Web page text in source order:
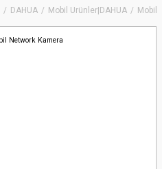
DAHUA Mobil Ürünler|DAHUA Mobil